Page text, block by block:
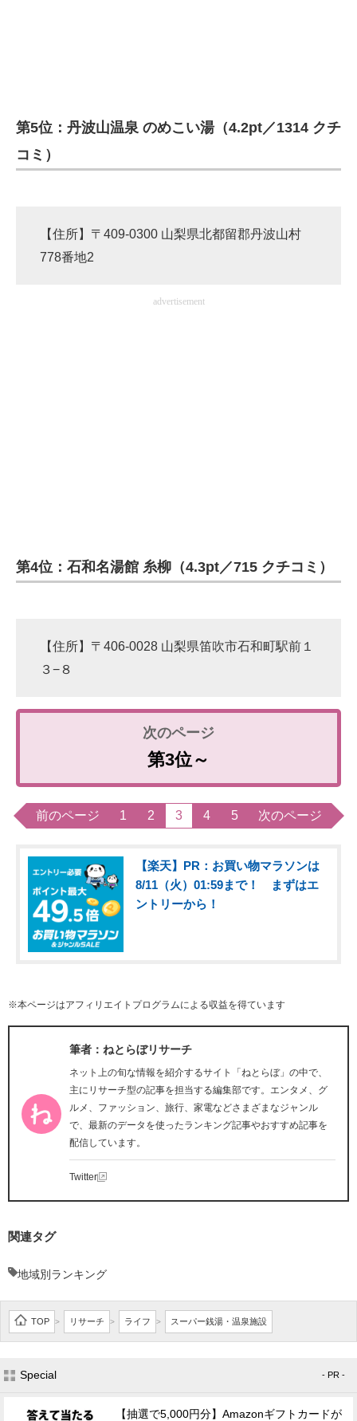
エレクトロニクス専門サイト
建設×テクノロジーの最前線
第5位：丹波山温泉 のめこい湯（4.2pt／1314 クチ
コミ）
【住所】〒409-0300 山梨県北都留郡丹波山村
778番地2
advertisement
第4位：石和名湯館 糸柳（4.3pt／715 クチコミ）
【住所】〒406-0028 山梨県笛吹市石和町駅前１
３−８
第3位～
前のページ 1 2 3 4 5 次のページ
【楽天】PR：お買い物マラソンは
8/11（火）01:59まで！ まずはエ
ントリーから！
※本ページはアフィリエイトプログラムによる収益を得ています
筆者：ねとらぼリサーチ
ネット上の旬な情報を紹介するサイト「ねとらぼ」の中で、
主にリサーチ型の記事を担当する編集部です。エンタメ、グ
ルメ、ファッション、旅行、家電などさまざまなジャンル
で、最新のデータを使ったランキング記事やおすすめ記事を
配信しています。
Twitter
関連タグ
地域別ランキング
TOP > リサーチ > ライフ > スーパー銭湯・温泉施設
Special - PR -
【抽選で5,000円分】Amazonギフトカードが